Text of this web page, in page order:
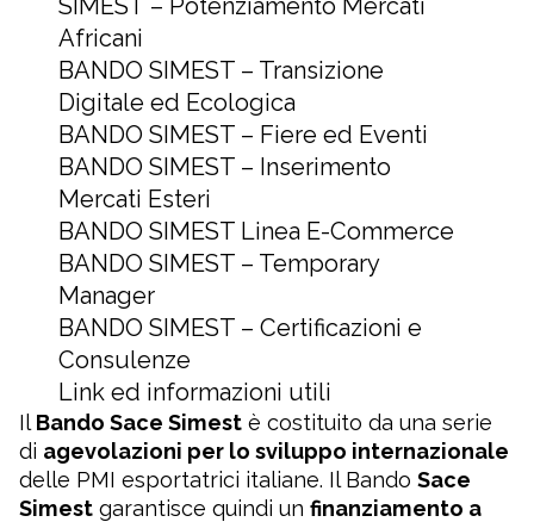
SIMEST – Potenziamento Mercati
Africani
BANDO SIMEST – Transizione
Digitale ed Ecologica
BANDO SIMEST – Fiere ed Eventi
BANDO SIMEST – Inserimento
Mercati Esteri
BANDO SIMEST Linea E-Commerce
BANDO SIMEST – Temporary
Manager
BANDO SIMEST – Certificazioni e
Consulenze
Link ed informazioni utili
Il Bando Sace Simest è costituito da una serie
di agevolazioni per lo sviluppo internazionale
delle PMI esportatrici italiane. Il Bando Sace
Simest garantisce quindi un finanziamento a